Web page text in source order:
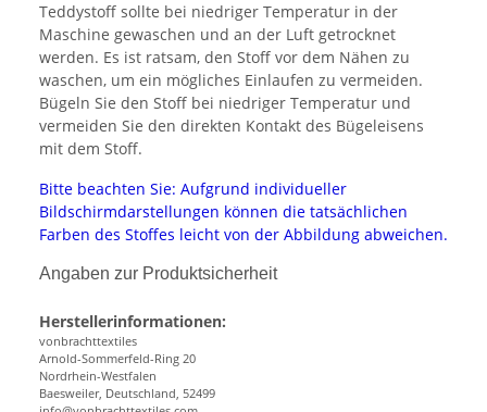
Teddystoff sollte bei niedriger Temperatur in der
Maschine gewaschen und an der Luft getrocknet
werden. Es ist ratsam, den Stoff vor dem Nähen zu
waschen, um ein mögliches Einlaufen zu vermeiden.
Bügeln Sie den Stoff bei niedriger Temperatur und
vermeiden Sie den direkten Kontakt des Bügeleisens
mit dem Stoff.
Bitte beachten Sie: Aufgrund individueller
Bildschirmdarstellungen können die tatsächlichen
Farben des Stoffes leicht von der Abbildung abweichen.
Angaben zur Produktsicherheit
Herstellerinformationen:
vonbrachttextiles
Arnold-Sommerfeld-Ring 20
Nordrhein-Westfalen
Baesweiler, Deutschland, 52499